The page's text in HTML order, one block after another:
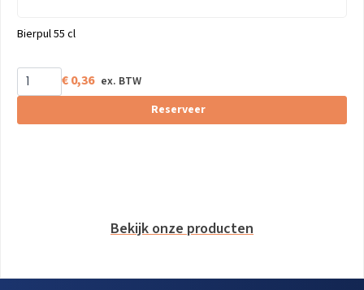
Bierpul 55 cl
€0,36
Reserveer
Bekijk onze producten